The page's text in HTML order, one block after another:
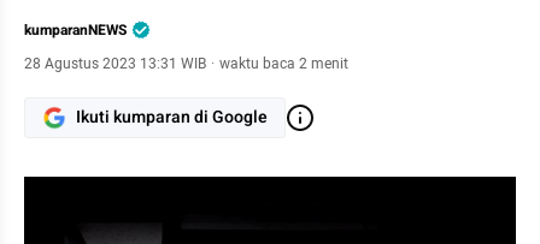
kumparanNEWS
28 Agustus 2023 13:31 WIB · waktu baca 2 menit
Ikuti kumparan di Google